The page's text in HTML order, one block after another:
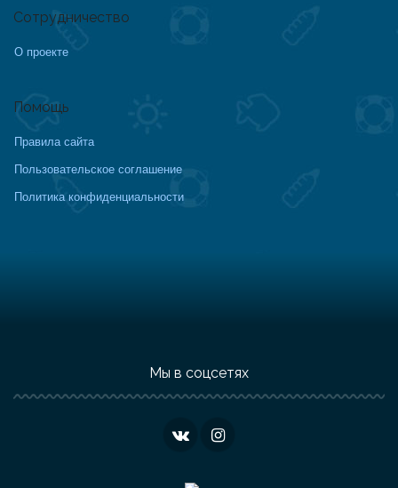
Сотрудничество
О проекте
Помощь
Правила сайта
Пользовательское соглашение
Политика конфиденциальности
Мы в соцсетях